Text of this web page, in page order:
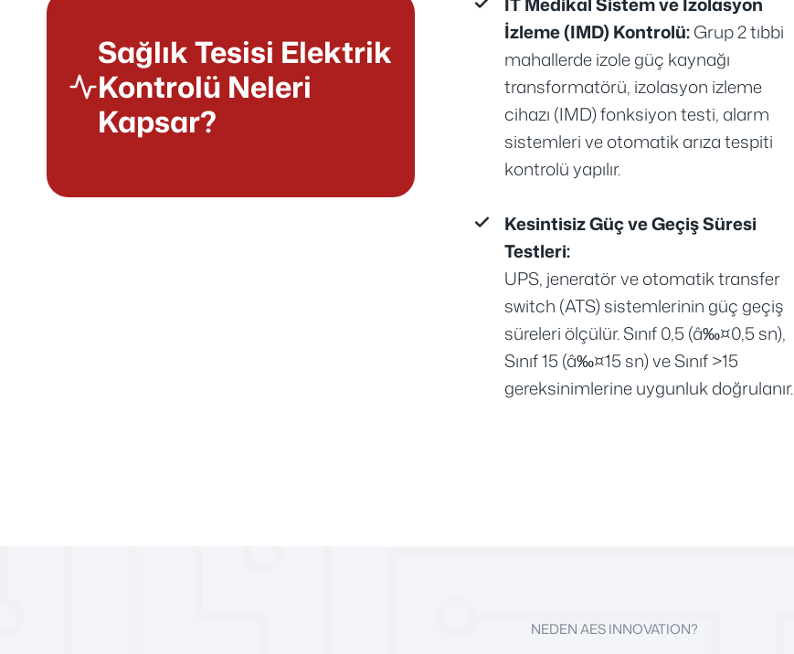
Sağlık Tesisi Elektrik
Kontrolü Neleri
Kapsar?
İzleme (IMD) Kontrolü:Grup 2 tıbbi
mahallerde izole güç kaynağı
transformatörü, izolasyon izleme
cihazı (IMD) fonksiyon testi, alarm
sistemleri ve otomatik arıza tespiti
kontrolü yapılır.
Kesintisiz Güç ve Geçiş Süresi
Testleri:
UPS, jeneratör ve otomatik transfer
switch (ATS) sistemlerinin güç geçiş
süreleri ölçülür. Sınıf 0,5 (â‰¤0,5 sn),
Sınıf 15 (â‰¤15 sn) ve Sınıf >15
gereksinimlerine uygunluk doğrulanır.
NEDEN AES INNOVATION?